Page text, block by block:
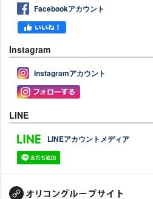
Facebookアカウント
Instagram
Instagramアカウント
LINE
LINEアカウントメディア